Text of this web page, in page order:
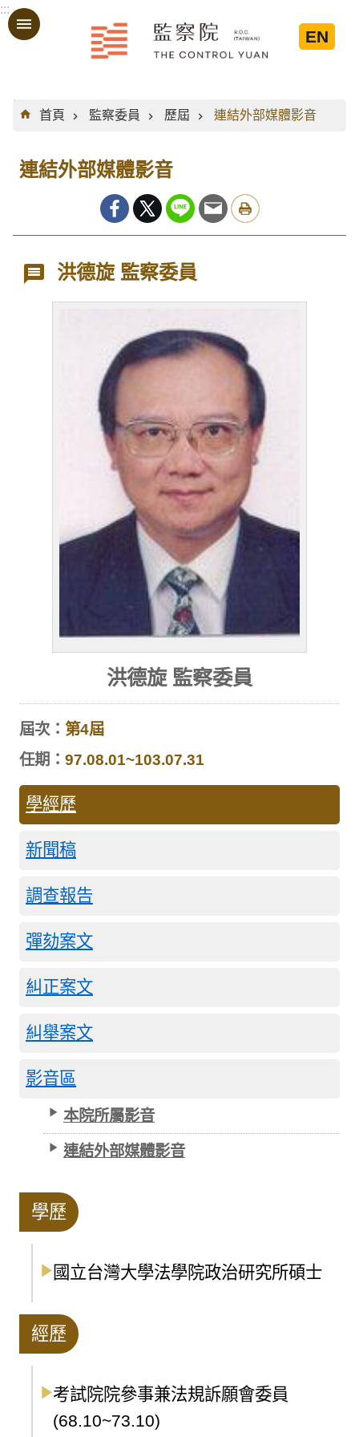
跳到主要內容區塊
:::
EN
:::
首頁
監察委員 歷屆 連結外部媒體影音
連結外部媒體影音
洪德旋 監察委員
洪德旋 監察委員
屆次： 第4屆
任期： 97.08.01~103.07.31
學經歷
新聞稿
調查報告
彈劾案文
糾正案文
糾舉案文
影音區
本院所屬影音
連結外部媒體影音
學歷
國立台灣大學法學院政治研究所碩士
經歷
考試院院參事兼法規訴願會委員
(68.10~73.10)